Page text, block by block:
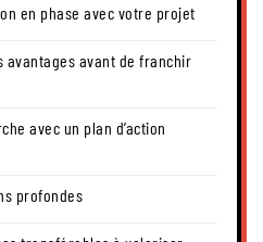
en phase avec votre projet
avantages avant de franchir
avec un plan d’action
profondes